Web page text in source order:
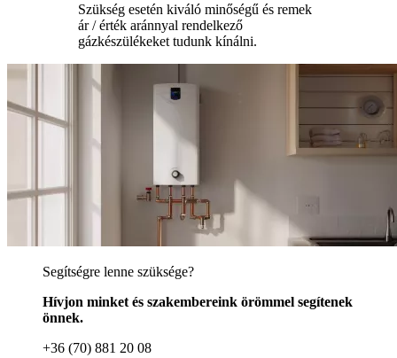
Szükség esetén kiváló minőségű és remek
ár / érték aránnyal rendelkező
gázkészülékeket tudunk kínálni.
Segítségre lenne szüksége?
Hívjon minket és szakembereink örömmel segítenek
önnek.
+36 (70) 881 20 08